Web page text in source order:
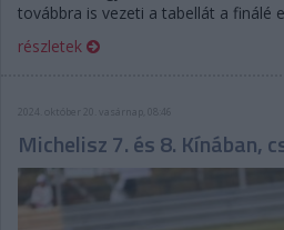
továbbra is vezeti a tabellát a finálé
részletek
2024. október 20. vasárnap, 08:46
Michelisz 7. és 8. Kínában,